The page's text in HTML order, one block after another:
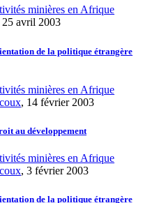
minières en Afrique
25 avril 2003
de la politique étrangère
minières en Afrique
, 14 février 2003
au développement
minières en Afrique
, 3 février 2003
de la politique étrangère